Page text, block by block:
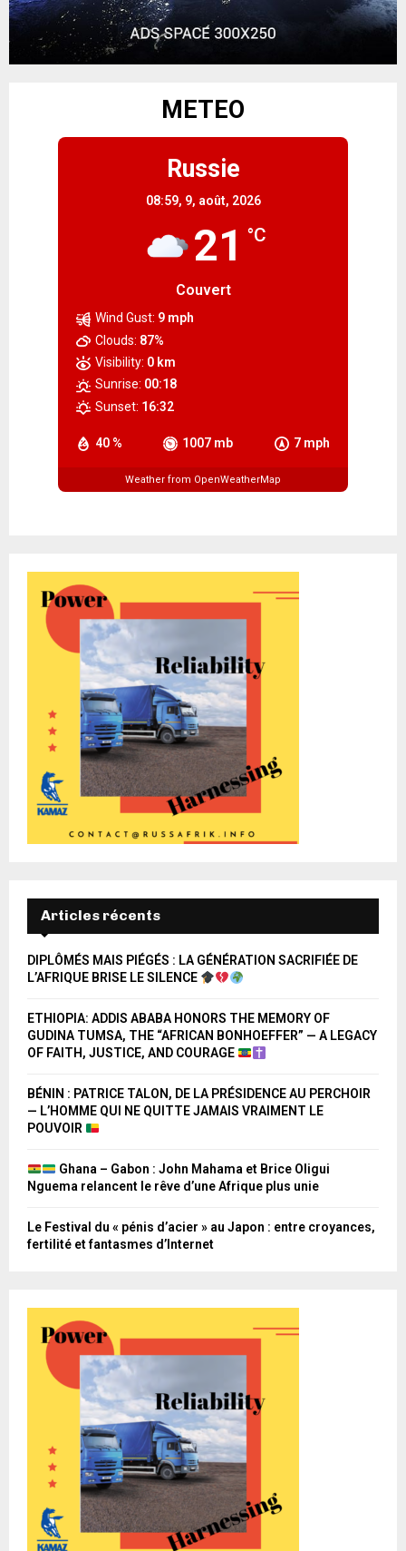
METEO
Russie
08:59, 9, août, 2026
21 °C
Couvert
40 % 1007 mb 7 mph
Wind Gust: 9 mph
Clouds: 87%
Visibility: 0 km
Sunrise: 00:18
Sunset: 16:32
Weather from OpenWeatherMap
Articles récents
DIPLÔMÉS MAIS PIÉGÉS : LA GÉNÉRATION SACRIFIÉE DE
L’AFRIQUE BRISE LE SILENCE
ETHIOPIA: ADDIS ABABA HONORS THE MEMORY OF
GUDINA TUMSA, THE “AFRICAN BONHOEFFER” — A LEGACY
OF FAITH, JUSTICE, AND COURAGE
BÉNIN : PATRICE TALON, DE LA PRÉSIDENCE AU PERCHOIR
— L’HOMME QUI NE QUITTE JAMAIS VRAIMENT LE
POUVOIR
Ghana – Gabon : John Mahama et Brice Oligui
Nguema relancent le rêve d’une Afrique plus unie
Le Festival du « pénis d’acier » au Japon : entre croyances,
fertilité et fantasmes d’Internet